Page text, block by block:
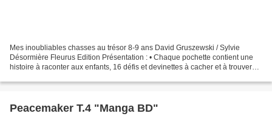
Mes inoubliables chasses au trésor 8-9 ans David Gruszewski / Sylvie
Désormière Fleurus Edition Présentation : • Chaque pochette contient une
histoire à raconter aux enfants, 16 défis et devinettes à cacher et à trouver
Peacemaker T.4 "Manga BD"